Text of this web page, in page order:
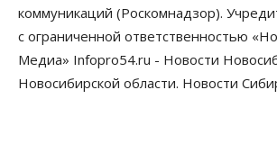
07 Августа 2026, 08:00
Бизнес Власть Медицина Общество
Искусственный
привлекать к разработке новых
России
коммуникаций (Роскомнадзор).
с ограниченной ответственностью
Медиа» Infopro54.ru - Новости
Новосибирской области. Новости